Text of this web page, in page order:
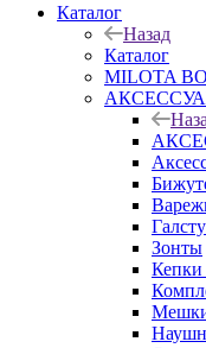
Каталог
Назад
Каталог
MILOTA
Зонты